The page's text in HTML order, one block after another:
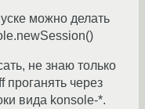
можно делать
не знаю только
проганять через
вида konsole-*.